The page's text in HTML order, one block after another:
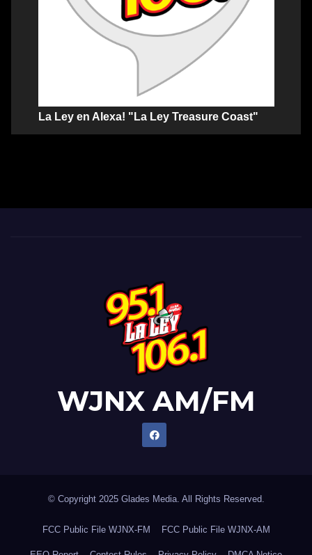
La Ley en Alexa! "La Ley Treasure Coast"
WJNX AM/FM
© Copyright 2025 Glades Media. All Rights Reserved.
FCC Public File WJNX-FM FCC Public File WJNX-AM